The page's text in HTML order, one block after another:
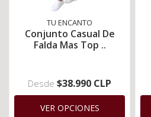
TU ENCANTO
Conjunto Casual De
Falda Mas Top ..
Desde $38.990 CLP
VER OPCIONES